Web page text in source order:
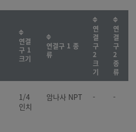
연결
구 1
크기
연결구 1 종
류
연
결
구
2
크
기
연
결
구
2
종
류
1/4
인치
암나사 NPT - -